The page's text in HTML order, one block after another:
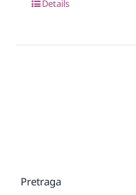
Details
Pretraga